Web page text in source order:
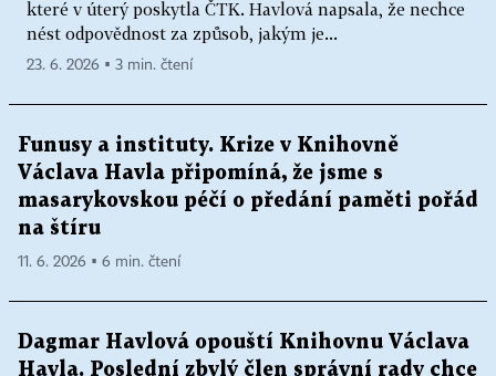
které v úterý poskytla ČTK. Havlová napsala, že nechce
nést odpovědnost za způsob, jakým je...
23. 6. 2026 ▪ 3 min. čtení
Funusy a instituty. Krize v Knihovně
Václava Havla připomíná, že jsme s
masarykovskou péčí o předání paměti pořád
na štíru
11. 6. 2026 ▪ 6 min. čtení
Dagmar Havlová opouští Knihovnu Václava
Havla. Poslední zbylý člen správní rady chce